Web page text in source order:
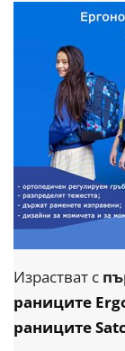
Израстват с
раниците
раниците